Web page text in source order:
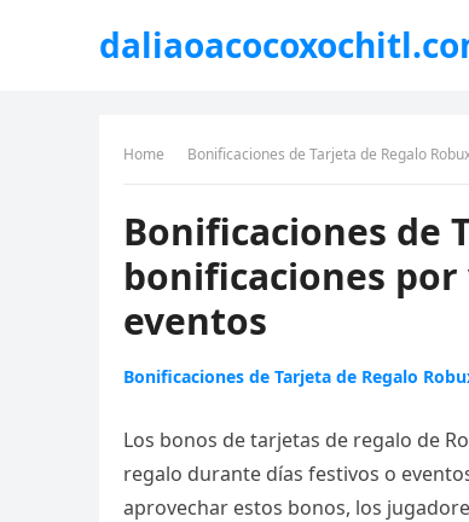
Home Bonificaciones de Tarjeta de Regalo
Bonificaciones de
bonificaciones por
eventos
Bonificaciones de Tarjeta de Regalo
Los bonos de tarjetas de regalo de
regalo durante días festivos o
aprovechar estos bonos, los